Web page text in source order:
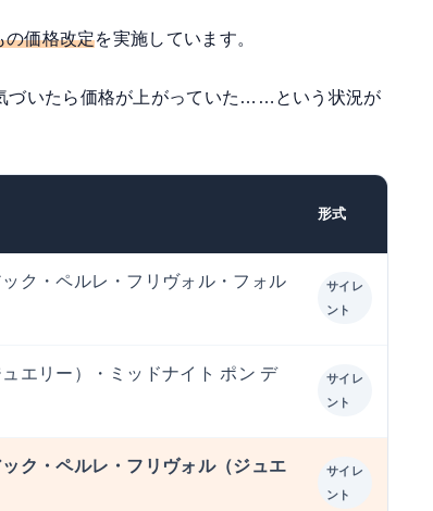
の価格改定を実施しています。
づいたら価格が上がっていた……という状況が
形式
ク・ペルレ・フリヴォル・フォル
サイレ
ント
エリー）・ミッドナイト ポン デ
サイレ
ント
ク・ペルレ・フリヴォル（ジュエ
サイレ
ント